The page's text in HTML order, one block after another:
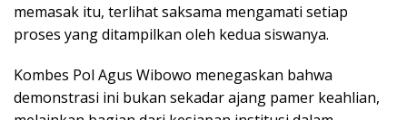
memasak itu, terlihat saksama mengamati setiap
proses yang ditampilkan oleh kedua siswanya.
Kombes Pol Agus Wibowo menegaskan bahwa
demonstrasi ini bukan sekadar ajang pamer keahlian,